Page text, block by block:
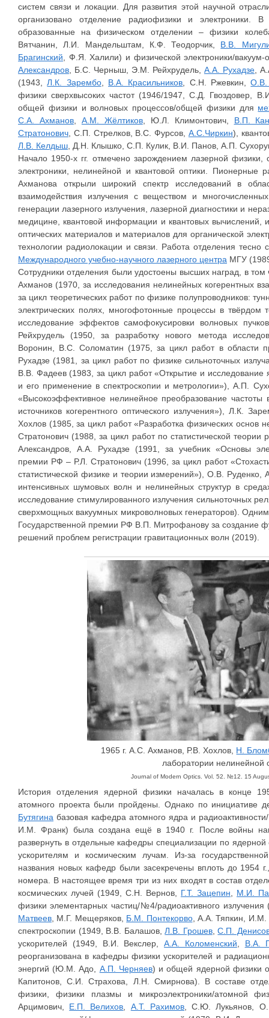
систем связи и локации. Для развития этой научной
организовано отделение радиофизики и электроники.
образованные на физическом отделении – физики
Вятчанин, Л.И. Мандельштам, К.Ф. Теодорчик, В.В.
Брагинский , Ф.Я. Халили) и физической электроники/
Александров , Б.С. Черныш, Э.М. Рейхрудель, А.А. Рухадзе ,
(1943,Л.К. Зарембо, В.А. Красильников , С.Н. Ржевкин,О.В.
физики сверхвысоких частот (1946/1947, С.Д. Гвоздовер,
общей физики и волновых процессов/общей физики для
С.А. Ахманов, А.М. Жёлтиков, Ю.Л. Климонтович, В.П.
Стратонович , С.П. Стрелков, В.С. Фурсов, А.С.Чиркин),
Л.В. Келдыш , Д.Н. Клышко, С.П. Кулик, В.И. Панов, А.П.
Начало 1950-х гг. отмечено зарождением лазерной физики,
электроники, нелинейной и квантовой оптики. Пионерные
Ахманова открыли широкий спектр исследований в
взаимодействия излучения с веществом и
генерации лазерного излучения, лазерной диагностики и
медицине, квантовой информации и квантовых вычислений,
оптических материалов и материалов для органической
технологии радиолокации и связи. Работа отделения
Международного учебно-научного лазерного центра МГУ
Сотрудники отделения были удостоены высших наград, в
Ахманов (1970, за исследования нелинейных когерентных
за цикл теоретических работ по физике полупроводников:
электрических полях, многофотонные процессы в
исследование эффектов самофокусировки волновых
Рейхрудель (1950, за разработку нового метода
Воронин, В.С. Соломатин (1975, за цикл работ в области
Рухадзе (1981, за цикл работ по физике сильноточных
В.В. Фадеев (1983, за цикл работ «Открытие и исследование
и его применение в спектроскопии и метрологии»), А.П.
«Высокоэффективное нелинейное преобразование частоты
источников когерентного оптического излучения»), Л.К.
Хохлов (1985, за цикл работ «Разработка физических основ
Стратонович (1988, за цикл работ по статистической
Александров, А.А. Рухадзе (1991, за учебник «Основы
премии РФ – Р.Л. Стратонович (1996, за цикл работ
статистической физике и теории измерений»), О.В.
интенсивных шумовых волн и нелинейных структур в
исследование стимулированного излучения сильноточных
сверхмощных вакуумных микроволновых генераторов).
Государственной премии РФ В.П. Митрофанову за создание
решений проблем регистрации гравитационных волн (2019).
1965 г. А.С. Ахманов, Р.В. Хохлов, Н.
лаборатории нелинейной
Journal of Modern Optics. Vol. 52. №12. 15
История отделения ядерной физики началась в конце
атомного проекта были пройдены. Однако по инициативе
Бутягина базовая кафедра атомного ядра и
И.М. Франк) была создана ещё в 1940 г. После войны
развернуть в отдельные кафедры специализации по
ускорителям и космическим лучам. Из-за
названия новых кафедр были засекречены вплоть до 1954
номера. В настоящее время три из них входят в состав
космических лучей (1949, С.Н. Вернов, Г.Т. Зацепин
М.И.
физики элементарных частиц/№4/радиоактивного
Матвеев , М.Г. Мещеряков, Б.М. Понтекорво, А.А. Тяпкин, И.М.
спектроскопии (1949, В.В. Балашов,Л.В. Грошев,С.П.
ускорителей (1949, В.И. Векслер,А.А. Коломенский
В.А.
реорганизована в кафедры физики ускорителей и
энергий (Ю.М. Адо, А.П. Черняев) и общей ядерной физики
Капитонов, С.И. Страхова, Л.Н. Смирнова). В составе
физики, физики плазмы и микроэлектроники/атомной
Арцимович, Е.П. Велихов А.Т. Рахимов , С.Ю. Лукьянов,